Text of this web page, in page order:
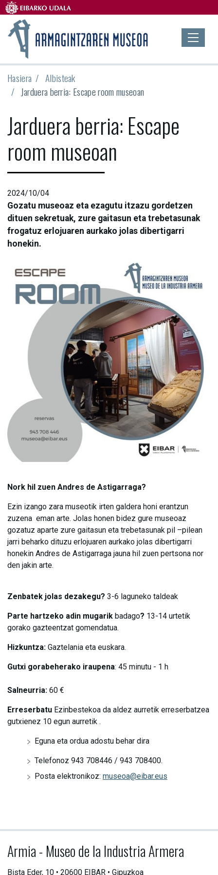
Hasiera
Albisteak
Jarduera berria: Escape room museoan
Jarduera berria: Escape
room museoan
2024/10/04
Gozatu museoaz eta ezagutu itzazu gordetzen
dituen sekretuak, zure gaitasun eta trebetasunak
frogatuz erlojuaren aurkako jolas dibertigarri
honekin.
Nork hil zuen Andres de Astigarraga?
Ezin izango zara museotik irten galdera honi erantzun
zuzena eman arte. Jolas honen bidez gure museoaz
gozatuz aparte zure gaitasun eta trebetasunak pil –pilean
jarri beharko dituzu erlojuaren aurkako jolas dibertigarri
honekin Andres de Astigarraga jauna hil zuen pertsona nor
den jakin arte.
Zenbatek jolas dezakegu? 3-6 laguneko taldeak
Parte hartzeko adin mugarik badago? 13-14 urtetik
gorako gazteentzat gomendatua.
Hizkuntza: Gaztelania eta euskara.
Gutxi gorabeherako iraupena: 45 minutu - 1 h
Salneurria: 60 €
Erreserbatu Ezinbestekoa da aldez aurretik erreserbatzea
gutxienez 10 egun aurretik .
Eguna eta ordua adostu behar dira
Telefonoz 943 708446 / 943 708400.
Posta elektronikoz: museoa@eibar.eus
Armia - Museo de la Industria Armera
Bista Eder, 10 • 20600 EIBAR • Gipuzkoa